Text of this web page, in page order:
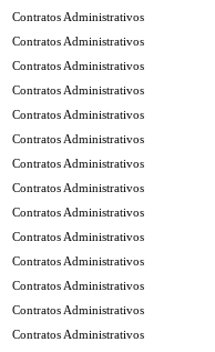
Contratos Administrativos
Contratos Administrativos
Contratos Administrativos
Contratos Administrativos
Contratos Administrativos
Contratos Administrativos
Contratos Administrativos
Contratos Administrativos
Contratos Administrativos
Contratos Administrativos
Contratos Administrativos
Contratos Administrativos
Contratos Administrativos
Contratos Administrativos